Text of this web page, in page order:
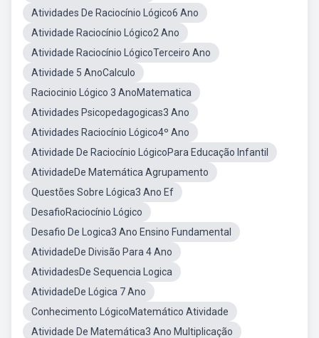
Atividades De Raciocínio Lógico6 Ano
Atividade Raciocínio Lógico2 Ano
Atividade Raciocínio LógicoTerceiro Ano
Atividade 5 AnoCalculo
Raciocinio Lógico 3 AnoMatematica
Atividades Psicopedagogicas3 Ano
Atividades Raciocínio Lógico4º Ano
Atividade De Raciocínio LógicoPara Educação Infantil
AtividadeDe Matemática Agrupamento
Questões Sobre Lógica3 Ano Ef
DesafioRaciocínio Lógico
Desafio De Logica3 Ano Ensino Fundamental
AtividadeDe Divisão Para 4 Ano
AtividadesDe Sequencia Logica
AtividadeDe Lógica 7 Ano
Conhecimento LógicoMatemático Atividade
Atividade De Matemática3 Ano Multiplicação